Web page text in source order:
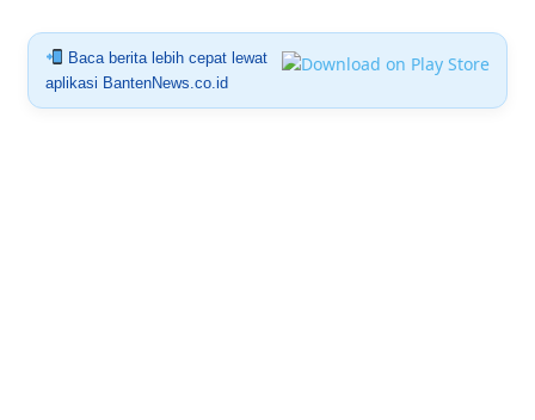
Baca berita lebih cepat lewat
aplikasi BantenNews.co.id